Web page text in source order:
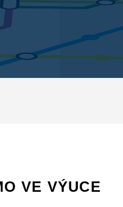
VE VÝUCE